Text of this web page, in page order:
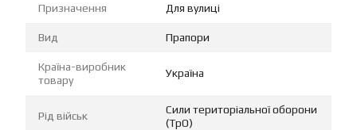
Призначення Для вулиці
Вид Прапори
Країна-виробник
товару
Україна
Рід військ
Сили територіальної оборони
(ТрО)